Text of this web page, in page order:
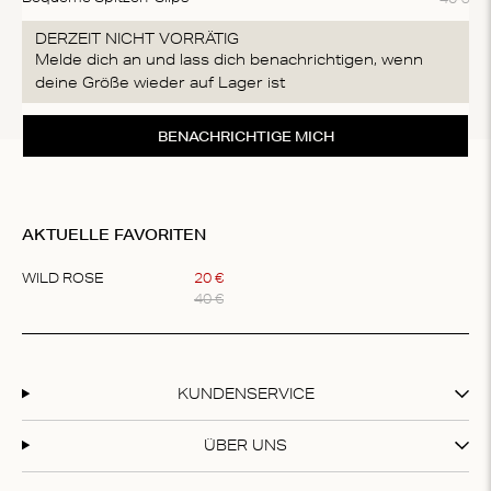
DERZEIT NICHT VORRÄTIG
Melde dich an und lass dich benachrichtigen, wenn
deine Größe wieder auf Lager ist
BENACHRICHTIGE MICH
AKTUELLE FAVORITEN
WILD ROSE 20 €
40 €
1
KUNDENSERVICE
ÜBER UNS